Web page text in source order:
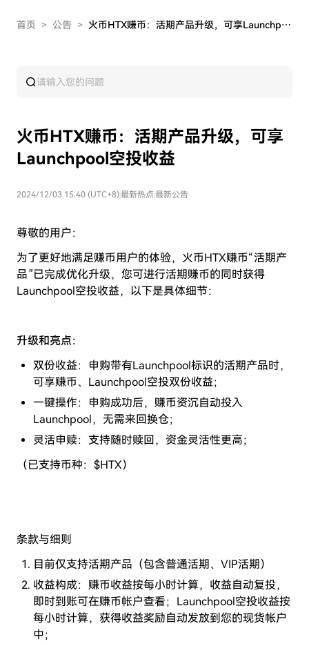
首页 > 公告 > 火币HTX赚币：活期产品升级，可享Launchpool空投收益
火币HTX赚币：活期产品升级，可享
Launchpool空投收益
2024/12/03 15:40 (UTC+8)最新热点 最新公告
尊敬的用户：
为了更好地满足赚币用户的体验，火币HTX赚币“活期产
品”已完成优化升级，您可进行活期赚币的同时获得
Launchpool空投收益，以下是具体细节：
升级和亮点：
双份收益：申购带有Launchpool标识的活期产品时，
可享赚币、Launchpool空投双份收益；
一键操作：申购成功后，赚币资沉自动投入
Launchpool，无需来回换仓；
灵活申赎：支持随时赎回，资金灵活性更高；
（已支持币种：$HTX）
条款与细则
目前仅支持活期产品（包含普通活期、VIP活期）
收益构成：赚币收益按每小时计算，收益自动复投，
即时到账可在赚币帐户查看；Launchpool空投收益按
每小时计算，获得收益奖励自动发放到您的现货帐户
中；